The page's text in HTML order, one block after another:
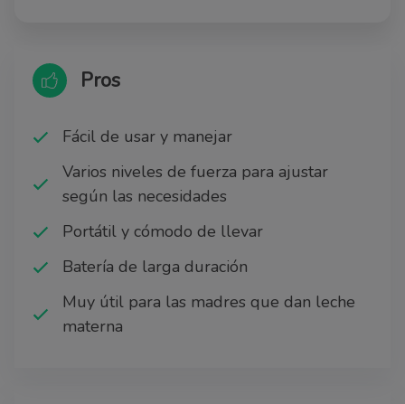
Pros
Fácil de usar y manejar
Varios niveles de fuerza para ajustar
según las necesidades
Portátil y cómodo de llevar
Batería de larga duración
Muy útil para las madres que dan leche
materna